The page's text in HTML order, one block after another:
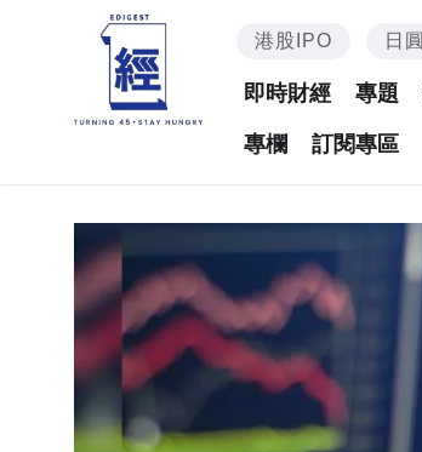
港股IPO 日圓
即時財經 專題
專欄 訂閱專區